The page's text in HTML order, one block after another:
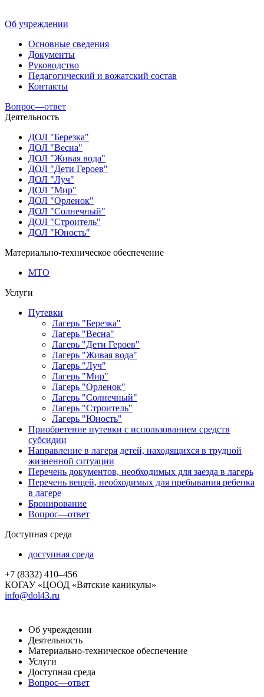
Об учреждении
Основные сведения
Документы
Руководство
Педагогический и вожатский состав
Контакты
Вопрос—ответ
Деятельность
ДОЛ "Березка"
ДОЛ "Весна"
ДОЛ "Живая вода"
ДОЛ "Дети Героев"
ДОЛ "Луч"
ДОЛ "Мир"
ДОЛ "Орленок"
ДОЛ "Солнечный"
ДОЛ "Строитель"
ДОЛ "Юность"
Материально-техническое обеспечение
МТО
Услуги
Путевки
Лагерь "Березка"
Лагерь "Весна"
Лагерь "Дети Героев"
Лагерь "Живая вода"
Лагерь "Луч"
Лагерь "Мир"
Лагерь "Орленок"
Лагерь "Солнечный"
Лагерь "Строитель"
Лагерь "Юность"
Приобретение путевки с использованием средств
субсидии
Направление в лагеря детей, находящихся в трудной
жизненной ситуации
Перечень документов, необходимых для заезда в лагерь
Перечень вещей, необходимых для пребывания ребенка
в лагере
Бронирование
Вопрос—ответ
Доступная среда
доступная среда
+7 (8332) 410–456
КОГАУ «ЦООД «Вятские каникулы»
info@dol43.ru
Об учреждении
Деятельность
Материально-техническое обеспечение
Услуги
Доступная среда
Вопрос—ответ